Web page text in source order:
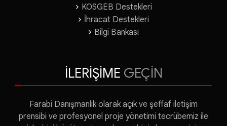
KOSGEB Destekleri
İhracat Destekleri
Bilgi Bankası
İLERİŞİME GEÇİN
Farabi Danışmanlık olarak açık ve şeffaf iletişim
prensibi ve profesyonel proje yönetimi tecrübemiz ile